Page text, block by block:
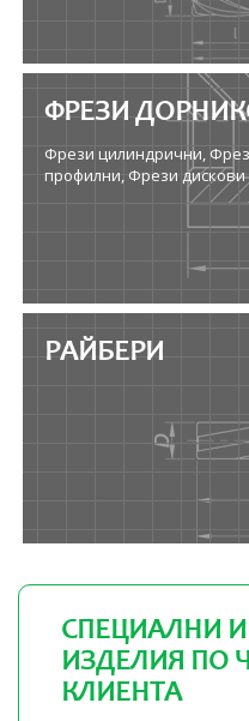
ФРЕЗИ
Фрези цилиндрични,
профилни, Фрези дискови
РАЙБЕРИ
СПЕЦИАЛНИ
ИЗДЕЛИЯ ПО
КЛИЕНТА